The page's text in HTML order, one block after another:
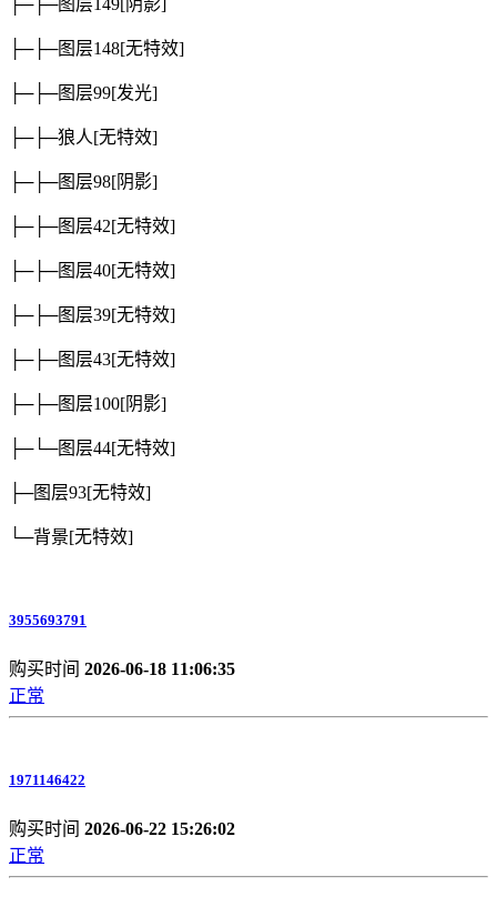
├─├─图层149[阴影]
├─├─图层148[无特效]
├─├─图层99[发光]
├─├─狼人[无特效]
├─├─图层98[阴影]
├─├─图层42[无特效]
├─├─图层40[无特效]
├─├─图层39[无特效]
├─├─图层43[无特效]
├─├─图层100[阴影]
├─└─图层44[无特效]
├─图层93[无特效]
└─背景[无特效]
3955693791
购买时间 2026-06-18 11:06:35
正常
1971146422
购买时间 2026-06-22 15:26:02
正常